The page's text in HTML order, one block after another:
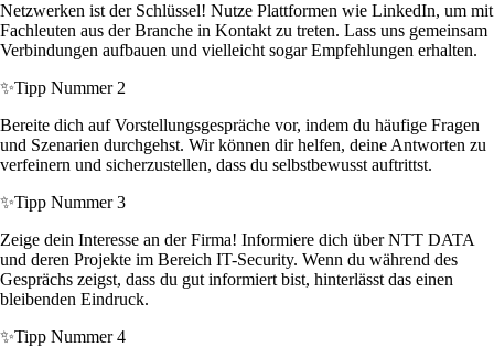
Netzwerken ist der Schlüssel! Nutze Plattformen wie LinkedIn, um mit
Fachleuten aus der Branche in Kontakt zu treten. Lass uns gemeinsam
Verbindungen aufbauen und vielleicht sogar Empfehlungen erhalten.
✨Tipp Nummer 2
Bereite dich auf Vorstellungsgespräche vor, indem du häufige Fragen
und Szenarien durchgehst. Wir können dir helfen, deine Antworten zu
verfeinern und sicherzustellen, dass du selbstbewusst auftrittst.
✨Tipp Nummer 3
Zeige dein Interesse an der Firma! Informiere dich über NTT DATA
und deren Projekte im Bereich IT-Security. Wenn du während des
Gesprächs zeigst, dass du gut informiert bist, hinterlässt das einen
bleibenden Eindruck.
✨Tipp Nummer 4